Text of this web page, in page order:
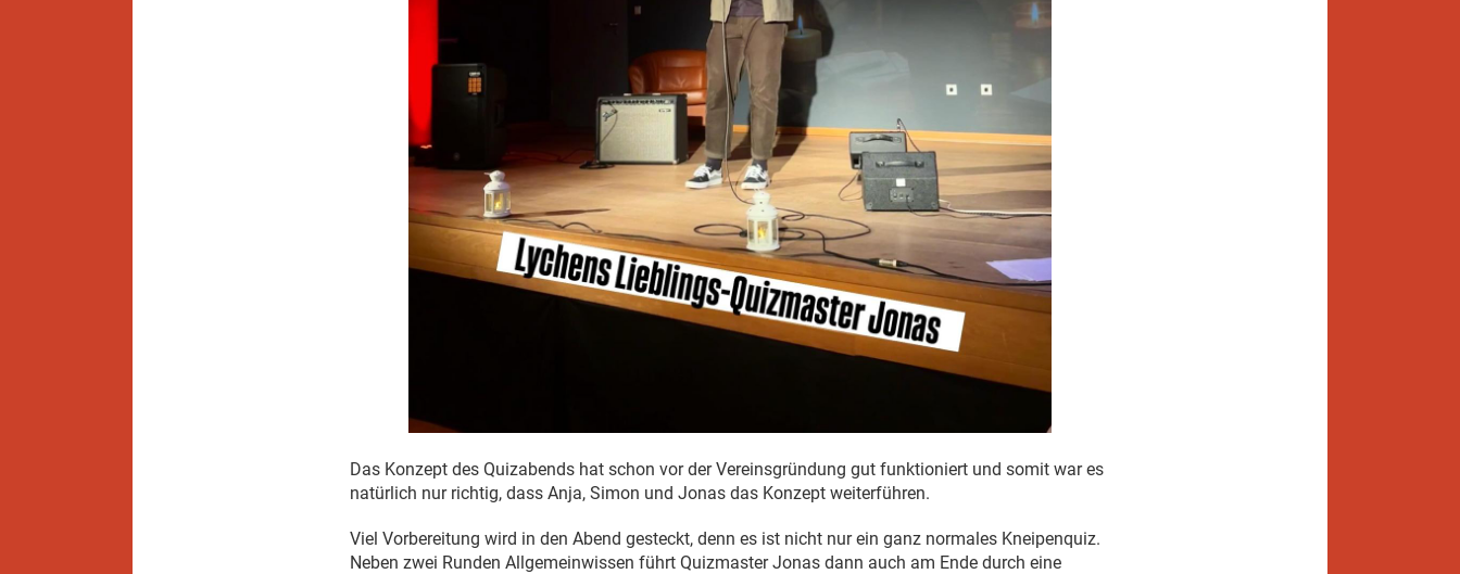
Das Konzept des Quizabends hat schon vor der Vereinsgründung gut funktioniert und somit war es
natürlich nur richtig, dass Anja, Simon und Jonas das Konzept weiterführen.
Viel Vorbereitung wird in den Abend gesteckt, denn es ist nicht nur ein ganz normales Kneipenquiz.
Neben zwei Runden Allgemeinwissen führt Quizmaster Jonas dann auch am Ende durch eine